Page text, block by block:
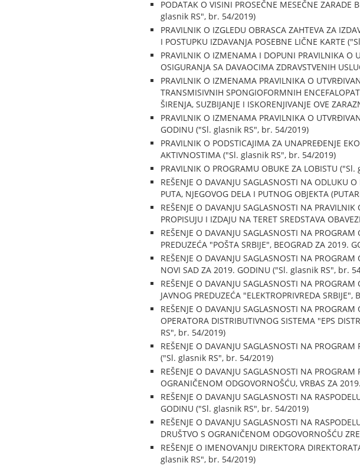
PODATAK O VISINI PROSEČNE MESEČNE ZARADE
glasnik RS", br. 54/2019)
PRAVILNIK O IZGLEDU OBRASCA ZAHTEVA ZA
I POSTUPKU IZDAVANJA POSEBNE LIČNE KARTE
PRAVILNIK O IZMENAMA I DOPUNI PRAVILNIKA O
OSIGURANJA SA DAVAOCIMA ZDRAVSTVENIH
PRAVILNIK O IZMENAMA PRAVILNIKA O
TRANSMISIVNIH SPONGIOFORMNIH
ŠIRENJA, SUZBIJANJE I ISKORENJIVANJE OVE
PRAVILNIK O IZMENAMA PRAVILNIKA O
GODINU ("Sl. glasnik RS", br. 54/2019)
PRAVILNIK O PODSTICAJIMA ZA UNAPREĐENJE
AKTIVNOSTIMA ("Sl. glasnik RS", br. 54/2019)
PRAVILNIK O PROGRAMU OBUKE ZA LOBISTU
REŠENJE O DAVANJU SAGLASNOSTI NA ODLUKU
PUTA, NJEGOVOG DELA I PUTNOG OBJEKTA
REŠENJE O DAVANJU SAGLASNOSTI NA
PROPISUJU I IZDAJU NA TERET SREDSTAVA
REŠENJE O DAVANJU SAGLASNOSTI NA
PREDUZEĆA "POŠTA SRBIJE", BEOGRAD ZA
REŠENJE O DAVANJU SAGLASNOSTI NA
NOVI SAD ZA 2019. GODINU ("Sl. glasnik RS", br.
REŠENJE O DAVANJU SAGLASNOSTI NA
JAVNOG PREDUZEĆA "ELEKTROPRIVREDA
REŠENJE O DAVANJU SAGLASNOSTI NA
OPERATORA DISTRIBUTIVNOG SISTEMA "EPS
RS", br. 54/2019)
REŠENJE O DAVANJU SAGLASNOSTI NA
("Sl. glasnik RS", br. 54/2019)
REŠENJE O DAVANJU SAGLASNOSTI NA
OGRANIČENOM ODGOVORNOŠĆU, VRBAS ZA
REŠENJE O DAVANJU SAGLASNOSTI NA
GODINU ("Sl. glasnik RS", br. 54/2019)
REŠENJE O DAVANJU SAGLASNOSTI NA
DRUŠTVO S OGRANIČENOM ODGOVORNOŠĆU
REŠENJE O IMENOVANJU DIREKTORA
glasnik RS", br. 54/2019)